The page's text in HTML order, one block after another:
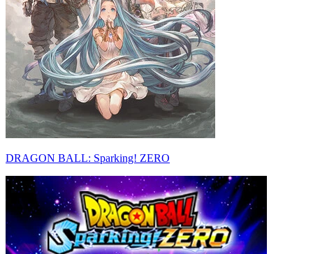
DRAGON BALL: Sparking! ZERO